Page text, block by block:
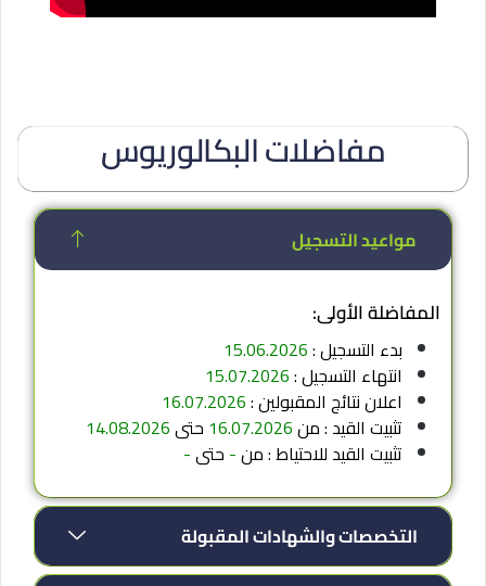
مفاضلات البكالوريوس
مواعيد التسجيل
المفاضلة الأولى:
بدء التسجيل :15.06.2026
انتهاء التسجيل :15.07.2026
اعلان نتائج المقبولين :16.07.2026
تثبيت القيد : من16.07.2026 حتى14.08.2026
تثبيت القيد للاحتياط : من- حتى-
التخصصات والشهادات المقبولة